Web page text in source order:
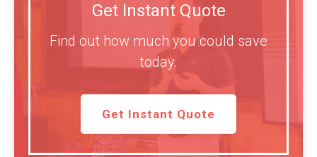
Get Instant Quote
Find out how much you could save
today.
Get Instant Quote